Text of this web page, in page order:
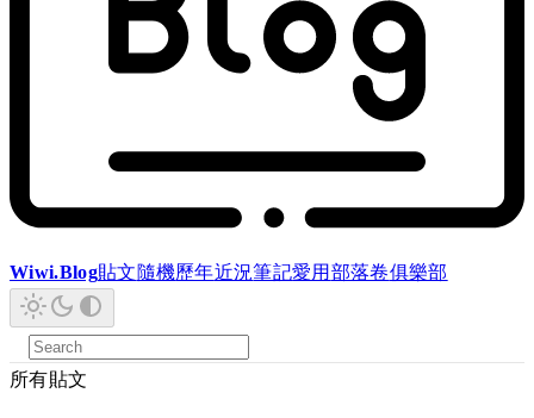
Wiwi.Blog貼文隨機歷年近況筆記愛用 部落卷俱樂部
所有貼文